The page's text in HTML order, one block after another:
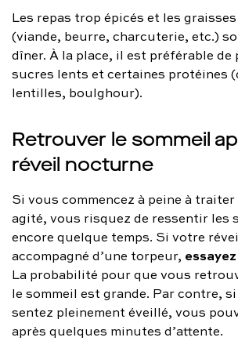
Les repas trop épicés et les
(viande, beurre, charcuterie, etc.)
dîner. À la place, il est préférable
sucres lents et certaines protéines
lentilles, boulghour).
Retrouver le sommeil
réveil nocturne
Si vous commencez à peine à
agité, vous risquez de ressentir les
encore quelque temps. Si votre
accompagné d’une torpeur,
La probabilité pour que vous
le sommeil est grande. Par contre,
sentez pleinement éveillé, vous
après quelques minutes d’attente.